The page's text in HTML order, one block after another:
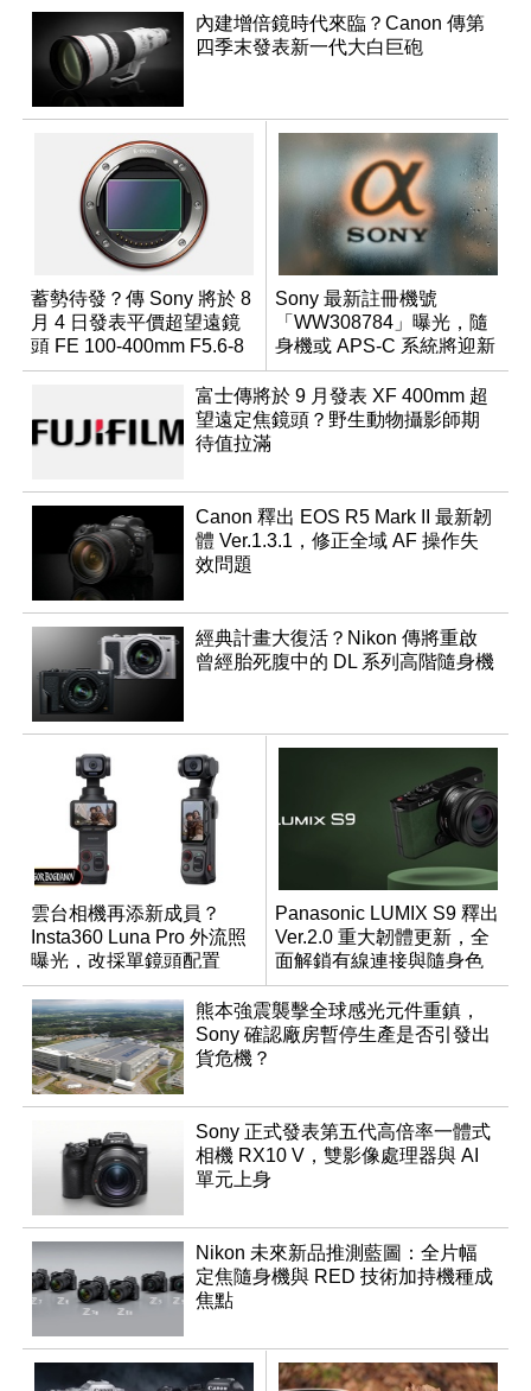
內建增倍鏡時代來臨？Canon 傳第
四季末發表新一代大白巨砲
蓄勢待發？傳 Sony 將於 8
月 4 日發表平價超望遠鏡
頭 FE 100-400mm F5.6-8
Sony 最新註冊機號
「WW308784」曝光，隨
身機或 APS-C 系統將迎新
成員？
富士傳將於 9 月發表 XF 400mm 超
望遠定焦鏡頭？野生動物攝影師期
待值拉滿
Canon 釋出 EOS R5 Mark II 最新韌
體 Ver.1.3.1，修正全域 AF 操作失
效問題
經典計畫大復活？Nikon 傳將重啟
曾經胎死腹中的 DL 系列高階隨身機
雲台相機再添新成員？
Insta360 Luna Pro 外流照
曝光，改採單鏡頭配置
Panasonic LUMIX S9 釋出
Ver.2.0 重大韌體更新，全
面解鎖有線連接與隨身色
調編輯
熊本強震襲擊全球感光元件重鎮，
Sony 確認廠房暫停生產是否引發出
貨危機？
Sony 正式發表第五代高倍率一體式
相機 RX10 V，雙影像處理器與 AI
單元上身
Nikon 未來新品推測藍圖：全片幅
定焦隨身機與 RED 技術加持機種成
焦點